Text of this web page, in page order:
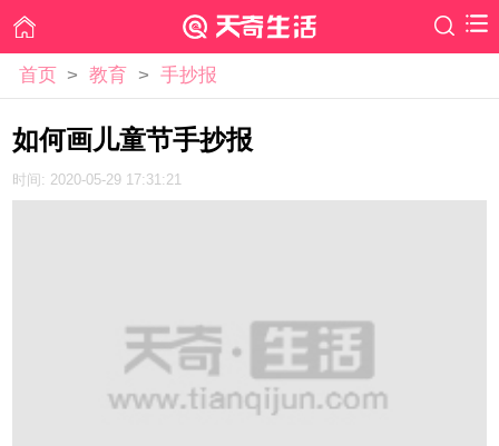
首页 > 教育 > 手抄报
如何画儿童节手抄报
时间: 2020-05-29 17:31:21